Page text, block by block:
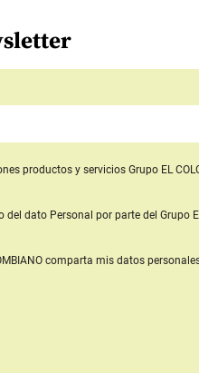
productos y servicios Grupo EL
dato Personal por parte del Grupo
comparta mis datos